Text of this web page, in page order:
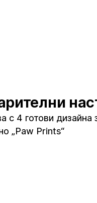
с 4 готови
„Paw Prints“